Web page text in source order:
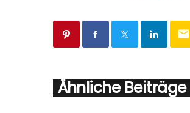
email
Ähnliche Beiträge